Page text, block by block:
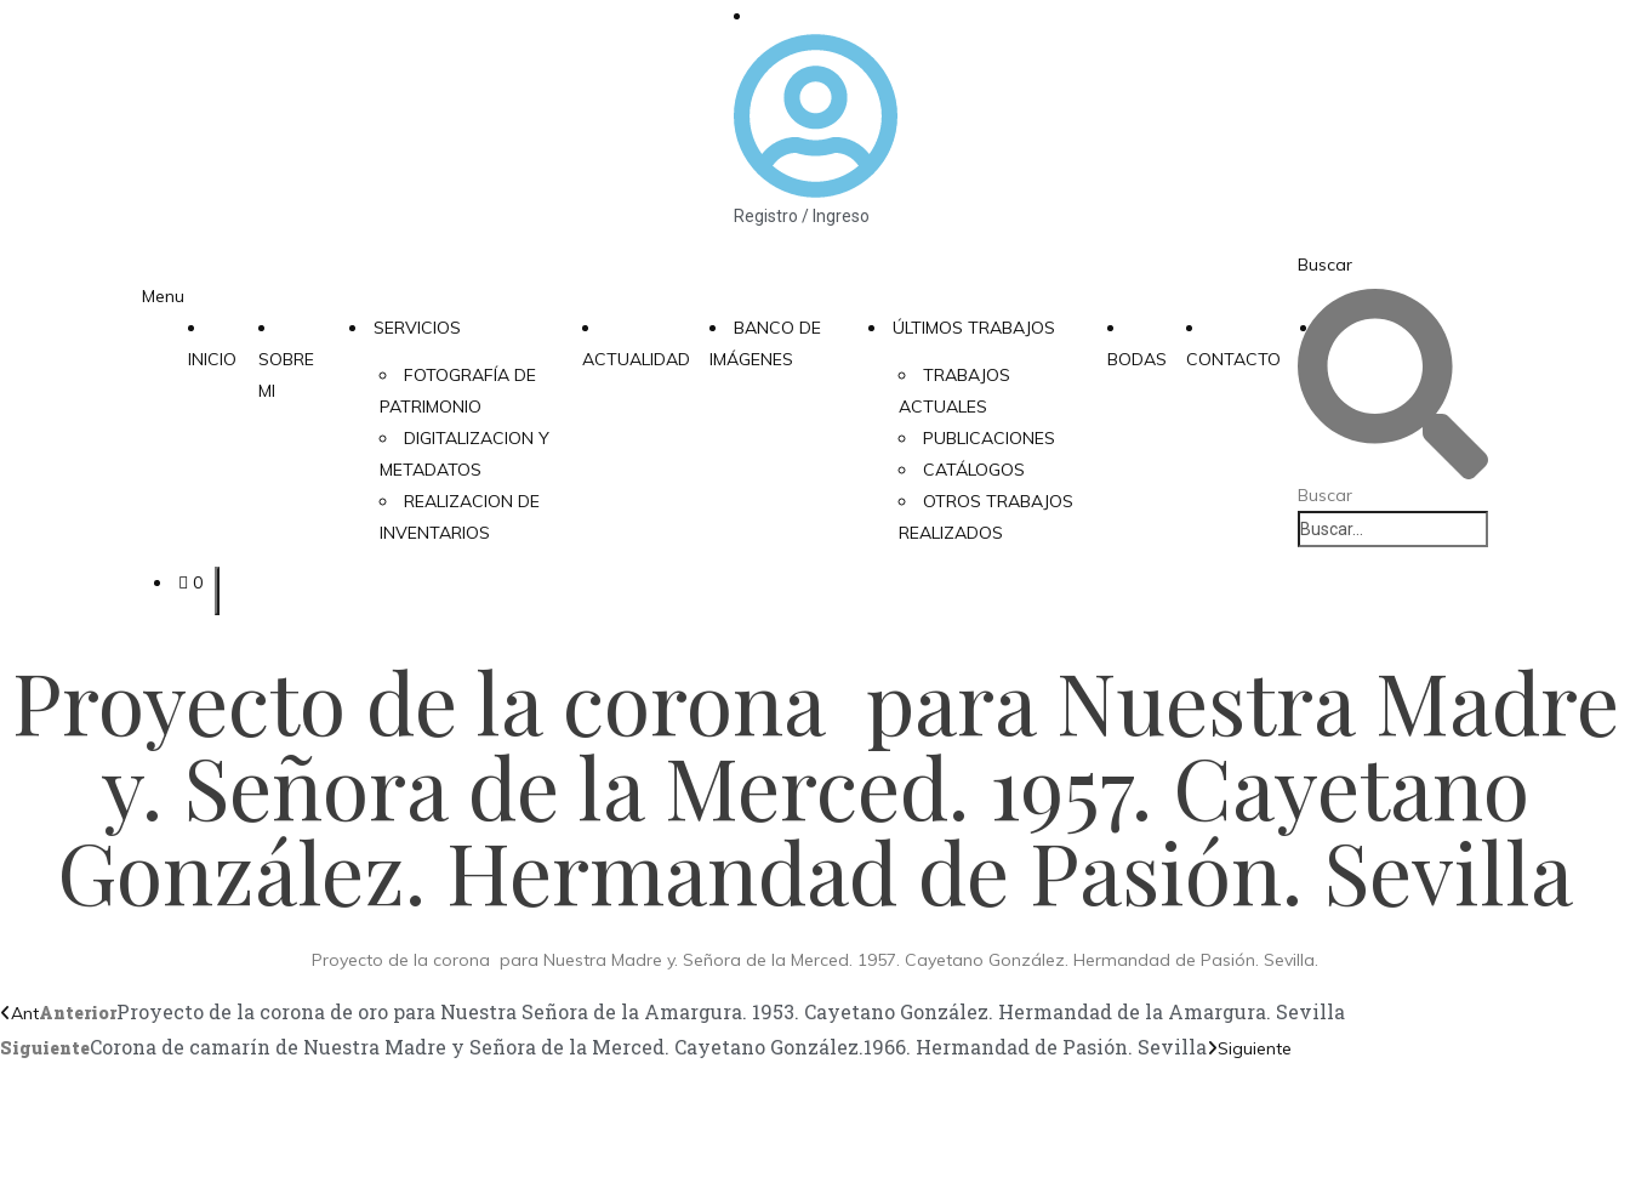
Registro / Ingreso
Menu
INICIO
SOBRE
MI
SERVICIOS
FOTOGRAFÍA DE
PATRIMONIO
DIGITALIZACION Y
METADATOS
REALIZACION DE
INVENTARIOS
ACTUALIDAD
BANCO DE
IMÁGENES
ÚLTIMOS TRABAJOS
TRABAJOS
ACTUALES
PUBLICACIONES
CATÁLOGOS
OTROS TRABAJOS
REALIZADOS
BODAS CONTACTO
0
Buscar
Buscar
Proyecto de la corona para Nuestra Madre
y. Señora de la Merced. 1957. Cayetano
González. Hermandad de Pasión. Sevilla
Proyecto de la corona para Nuestra Madre y. Señora de la Merced. 1957. Cayetano González. Hermandad de Pasión. Sevilla.
AntAnteriorProyecto de la corona de oro para Nuestra Señora de la Amargura. 1953. Cayetano González. Hermandad de la Amargura. Sevilla
SiguienteCorona de camarín de Nuestra Madre y Señora de la Merced. Cayetano González.1966. Hermandad de Pasión. Sevilla Siguiente